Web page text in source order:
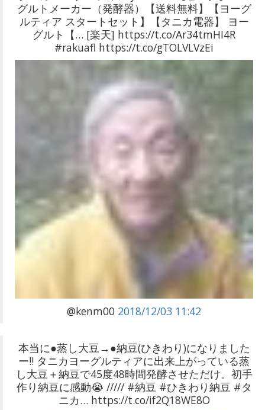
グルトメーカー（発酵器）【送料無料】【ヨーグ
ルティア スタートセット】【タニカ電器】 ヨー
グルト【… [楽天] https://t.co/Ar34tmHI4R
#rakuafl https://t.co/gTOLVLVzEi
@kenm00 2018/12/03 11:42
本当に●蒸し大豆→●納豆(ひきわり)になりました
ー!! タニカヨーグルティアに出来上がっている蒸
し大豆＋納豆で45度48時間発酵させただけ。初手
作り納豆に感動😭 ///// #納豆 #ひきわり納豆 #タ
ニカ… https://t.co/if2Q18WE8O